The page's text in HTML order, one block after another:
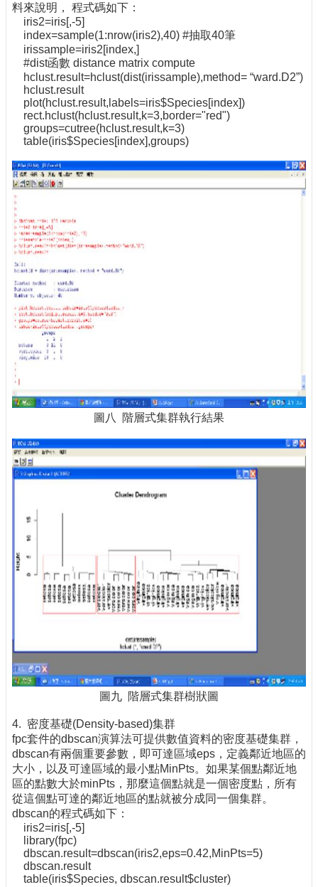
料來說明， 程式碼如下：
iris2=iris[,-5]
index=sample(1:nrow(iris2),40) #抽取40筆
irissample=iris2[index,]
#dist函數 distance matrix compute
hclust.result=hclust(dist(irissample),method= “ward.D2”)
hclust.result
plot(hclust.result,labels=iris$Species[index])
rect.hclust(hclust.result,k=3,border="red")
groups=cutree(hclust.result,k=3)
table(iris$Species[index],groups)
圖八 階層式集群執行結果
圖九 階層式集群樹狀圖
4. 密度基礎(Density-based)集群
fpc套件的dbscan演算法可提供數值資料的密度基礎集群，
dbscan有兩個重要參數，即可達區域eps，定義鄰近地區的
大小，以及可達區域的最小點MinPts。如果某個點鄰近地
區的點數大於minPts，那麼這個點就是一個密度點，所有
從這個點可達的鄰近地區的點就被分成同一個集群。
dbscan的程式碼如下：
iris2=iris[,-5]
library(fpc)
dbscan.result=dbscan(iris2,eps=0.42,MinPts=5)
dbscan.result
table(iris$Species, dbscan.result$cluster)